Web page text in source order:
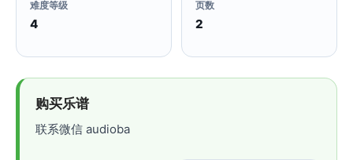
难度等级
4
页数
2
购买乐谱
联系微信 audioba